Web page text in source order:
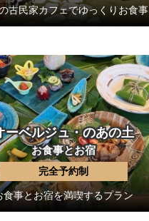
古民家カフェでゆっくりお食事
ーベルジュ・のあの土
お食事とお宿
完全予約制
食事とお宿を満喫するプラン